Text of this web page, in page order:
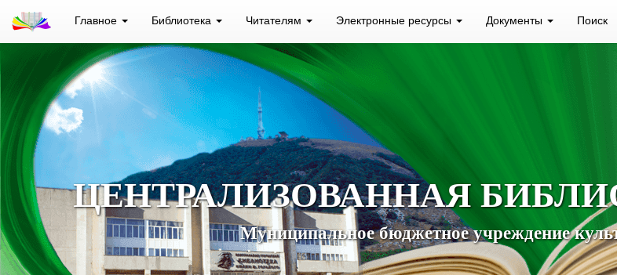
Главное Библиотека Читателям Электронные ресурсы Документы Поиск
ЦЕНТРАЛИЗОВАННАЯ
Муниципальное бюджетное учреждение